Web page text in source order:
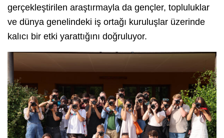
gerçekleştirilen araştırmayla da gençler, topluluklar
ve dünya genelindeki iş ortağı kuruluşlar üzerinde
kalıcı bir etki yarattığını doğruluyor.